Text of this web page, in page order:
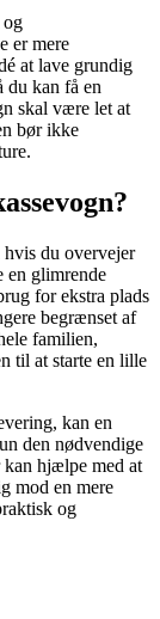
er mere
at lave grundig
du kan få en
skal være let at
bør ikke
hvis du overvejer
en glimrende
for ekstra plads
begrænset af
familien,
til at starte en lille
kan en
den nødvendige
kan hjælpe med at
mod en mere
og